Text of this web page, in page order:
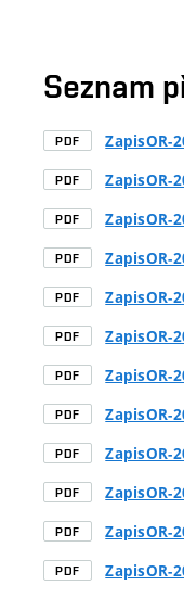
Seznam
PDF ZapisOR-
PDF ZapisOR-
PDF ZapisOR-
PDF ZapisOR-
PDF ZapisOR-
PDF ZapisOR-
PDF ZapisOR-
PDF ZapisOR-
PDF ZapisOR-
PDF ZapisOR-
PDF ZapisOR-
PDF ZapisOR-